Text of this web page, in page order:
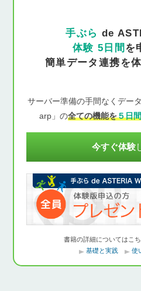
手ぶら de
体験 5日間 を
簡単データ連携を
サーバー準備の手間なくデー
arp」の全ての機能を５日間
今すぐ体験
書籍の詳細についてはこ
基礎と実践
使